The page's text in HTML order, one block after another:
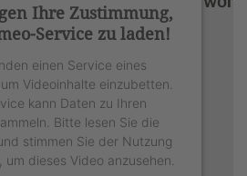
Ihre Zustimmung,
Service zu laden!
einen Service eines
Videoinhalte einzubetten.
kann Daten zu Ihren
Bitte lesen Sie die
stimmen Sie der Nutzung
dieses Video anzusehen.